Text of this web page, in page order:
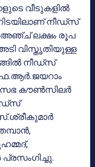
വീടുകളില്‍
നീഡ്‌സ്
ലക്ഷം രൂപ
വിസ്തൃതിയുള്ള
നീഡ്‌സ്
കൗണ്‍സിലര്‍